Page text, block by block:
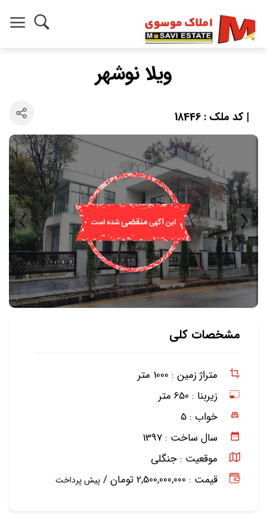
ویلا نوشهر
| کد ملک : 18446
مشخصات کلی
متراژ زمین : 1000 متر
زیربنا : 650 متر
خواب : 5
سال ساخت : 1397
موقعیت : جنگلی
قیمت : 2,500,000,000 تومان /
پیش پرداخت